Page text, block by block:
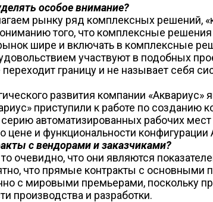
особое внимание?
рынку ряд комплексных решений,
того, что комплексные
шире и включать в комплексные
участвуют в подобных
переходит границу и не называет
развития компании
приступили к работе по
автоматизированных рабочих
и функциональности
с вендорами и заказчиками?
очевидно, что они являются
что прямые контракты с
с мировыми премьерами, поскольку
производства и разработки.